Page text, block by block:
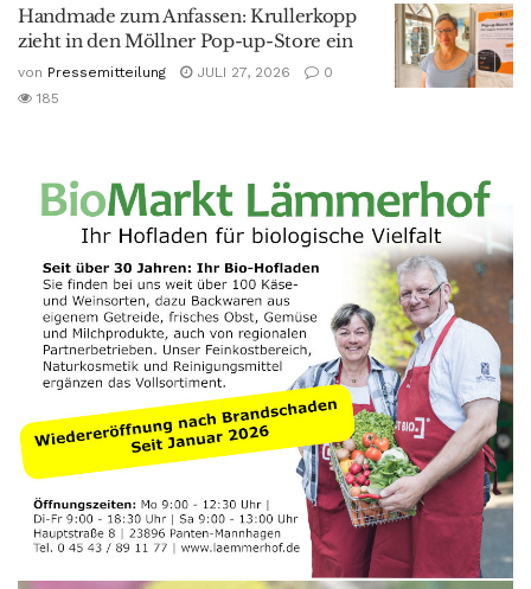
Handmade zum Anfassen: Krullerkopp
zieht in den Möllner Pop-up-Store ein
von Pressemitteilung JULI 27, 2026
0
185